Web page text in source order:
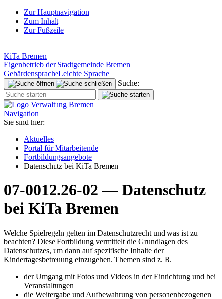
Zur Hauptnavigation
Zum Inhalt
Zur Fußzeile
KiTa Bremen
Eigenbetrieb der Stadtgemeinde Bremen
GebärdenspracheLeichte Sprache
Suche:
Navigation
Sie sind hier:
Aktuelles
Portal für Mitarbeitende
Fortbildungsangebote
Datenschutz bei KiTa Bremen
07-0012.26-02 —Datenschutz
bei KiTa Bremen
Welche Spielregeln gelten im Datenschutzrecht und was ist zu
beachten? Diese Fortbildung vermittelt die Grundlagen des
Datenschutzes, um dann auf spezifische Inhalte der
Kindertagesbetreuung einzugehen. Themen sind z. B.
der Umgang mit Fotos und Videos in der Einrichtung und bei
Veranstaltungen
die Weitergabe und Aufbewahrung von personenbezogenen